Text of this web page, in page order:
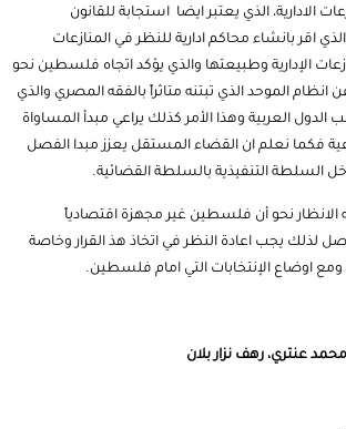
الادارية، الذي يعتبر ايضا استجابة للقانون
اقر بانشاء محاكم ادارية للنظر في المنازعات
الإدارية وطبيعتها والذي يؤكد اتجاه فلسطين نحو
انظام الموحد الذي تبتنه متاثراً بالفقه المصري والذي
الدول العربية وهذا الأمر كذلك يراعي مبدأ المساواة
فكما نعلم ان القضاء المستقل يعزز مبدا الفصل
السلطة التنفيذية بالسلطة القضائية.
الانظار نحو أن فلسطين غير مجهزة اقتصادياً
لذلك يجب اعادة النظر في اتخاذ هذ القرار وخاصة
ومع اوضاع الإنتخابات التي امام فلسطين.
عنتري، رهف نزار بلان